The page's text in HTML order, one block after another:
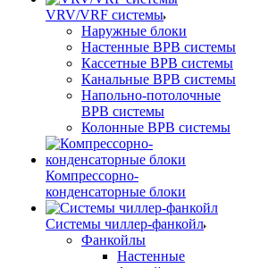
VRV/VRF системы
Наружные блоки
Настенные ВРВ системы
Кассетные ВРВ системы
Канальные ВРВ системы
Напольно-потолочные
ВРВ системы
Колонные ВРВ системы
Компрессорно-
конденсаторные блоки
Системы чиллер-фанкойл
Фанкойлы
Настенные